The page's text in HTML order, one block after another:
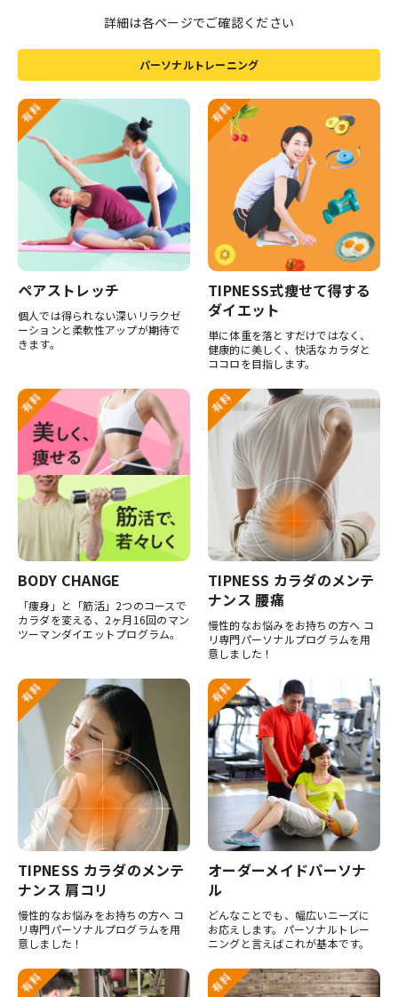
詳細は各ページでご確認ください
パーソナルトレーニング
ペアストレッチ
個人では得られない深いリラクゼ
ーションと柔軟性アップが期待で
きます。
TIPNESS式痩せて得する
ダイエット
単に体重を落とすだけではなく、
健康的に美しく、快活なカラダと
ココロを目指します。
BODY CHANGE
「痩身」と「筋活」2つのコースで
カラダを変える、2ヶ月16回のマン
ツーマンダイエットプログラム。
TIPNESS カラダのメンテ
ナンス 腰痛
慢性的なお悩みをお持ちの方へ コ
リ専門パーソナルプログラムを用
意しました！
TIPNESS カラダのメンテ
ナンス 肩コリ
慢性的なお悩みをお持ちの方へ コ
リ専門パーソナルプログラムを用
意しました！
オーダーメイドパーソナ
ル
どんなことでも、幅広いニーズに
お応えします。パーソナルトレー
ニングと言えばこれが基本です。